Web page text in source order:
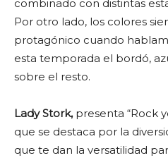
combinado con distintas
Por otro lado, los colores
protagónico cuando
esta temporada el bordó,
sobre el resto.
Lady Stork,presenta “Rock
que se destaca por la
que te dan la versatilidad